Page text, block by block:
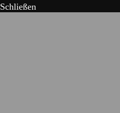
Schließen